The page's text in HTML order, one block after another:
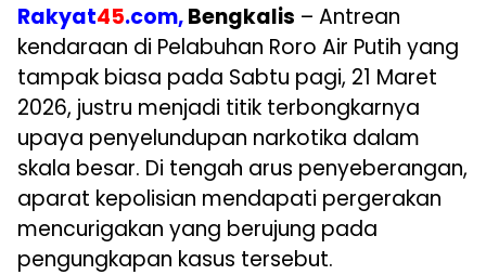
Rakyat45.com,Bengkalis – Antrean
kendaraan di Pelabuhan Roro Air Putih yang
tampak biasa pada Sabtu pagi, 21 Maret
2026, justru menjadi titik terbongkarnya
upaya penyelundupan narkotika dalam
skala besar. Di tengah arus penyeberangan,
aparat kepolisian mendapati pergerakan
mencurigakan yang berujung pada
pengungkapan kasus tersebut.